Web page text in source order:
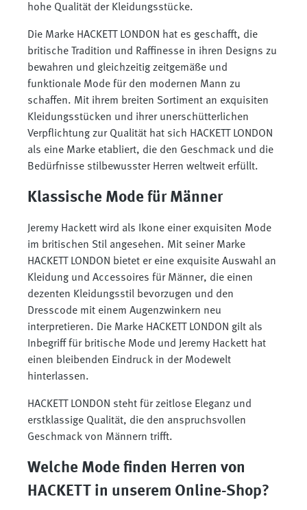
hohe Qualität der Kleidungsstücke.
Die Marke HACKETT LONDON hat es geschafft, die
britische Tradition und Raffinesse in ihren Designs zu
bewahren und gleichzeitig zeitgemäße und
funktionale Mode für den modernen Mann zu
schaffen. Mit ihrem breiten Sortiment an exquisiten
Kleidungsstücken und ihrer unerschütterlichen
Verpflichtung zur Qualität hat sich HACKETT LONDON
als eine Marke etabliert, die den Geschmack und die
Bedürfnisse stilbewusster Herren weltweit erfüllt.
Klassische Mode für Männer
Jeremy Hackett wird als Ikone einer exquisiten Mode
im britischen Stil angesehen. Mit seiner Marke
HACKETT LONDON bietet er eine exquisite Auswahl an
Kleidung und Accessoires für Männer, die einen
dezenten Kleidungsstil bevorzugen und den
Dresscode mit einem Augenzwinkern neu
interpretieren. Die Marke HACKETT LONDON gilt als
Inbegriff für britische Mode und Jeremy Hackett hat
einen bleibenden Eindruck in der Modewelt
hinterlassen.
HACKETT LONDON steht für zeitlose Eleganz und
erstklassige Qualität, die den anspruchsvollen
Geschmack von Männern trifft.
Welche Mode finden Herren von
HACKETT in unserem Online-Shop?